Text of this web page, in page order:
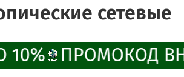
сетевые
10% ПРОМОКОД